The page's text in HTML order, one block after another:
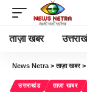
ताज़ा खबर
News Netra >ताज़ा खबर>
उत्तराखंड ताज़ा खबर